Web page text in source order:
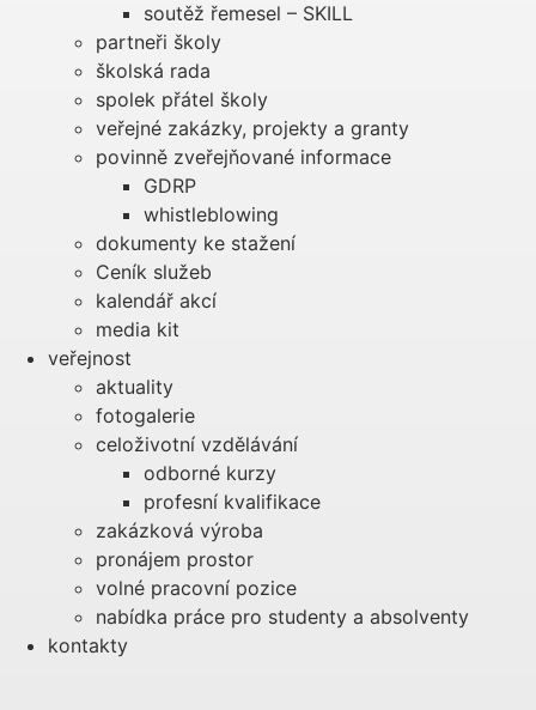
soutěž řemesel – SKILL
partneři školy
školská rada
spolek přátel školy
veřejné zakázky, projekty a granty
povinně zveřejňované informace
GDRP
whistleblowing
dokumenty ke stažení
Ceník služeb
kalendář akcí
media kit
veřejnost
aktuality
fotogalerie
celoživotní vzdělávání
odborné kurzy
profesní kvalifikace
zakázková výroba
pronájem prostor
volné pracovní pozice
nabídka práce pro studenty a absolventy
kontakty